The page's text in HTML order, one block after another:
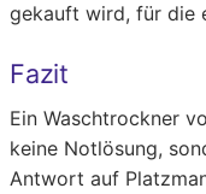
gekauft wird, für die
Fazit
Ein Waschtrockner
keine Notlösung,
Antwort auf